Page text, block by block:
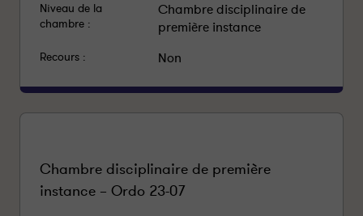
Niveau de la
chambre :
Chambre disciplinaire de
première instance
Recours : Non
Chambre disciplinaire de première
instance – Ordo 23-07